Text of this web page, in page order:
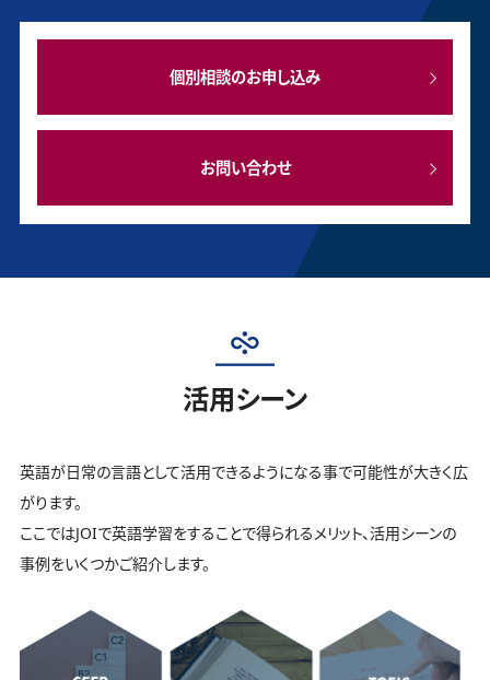
個別相談のお申し込み
お問い合わせ
活用シーン
英語が日常の言語として活用できるようになる事で可能性が大きく広
がります。
ここではJOIで英語学習をすることで得られるメリット、活用シーンの
事例をいくつかご紹介します。